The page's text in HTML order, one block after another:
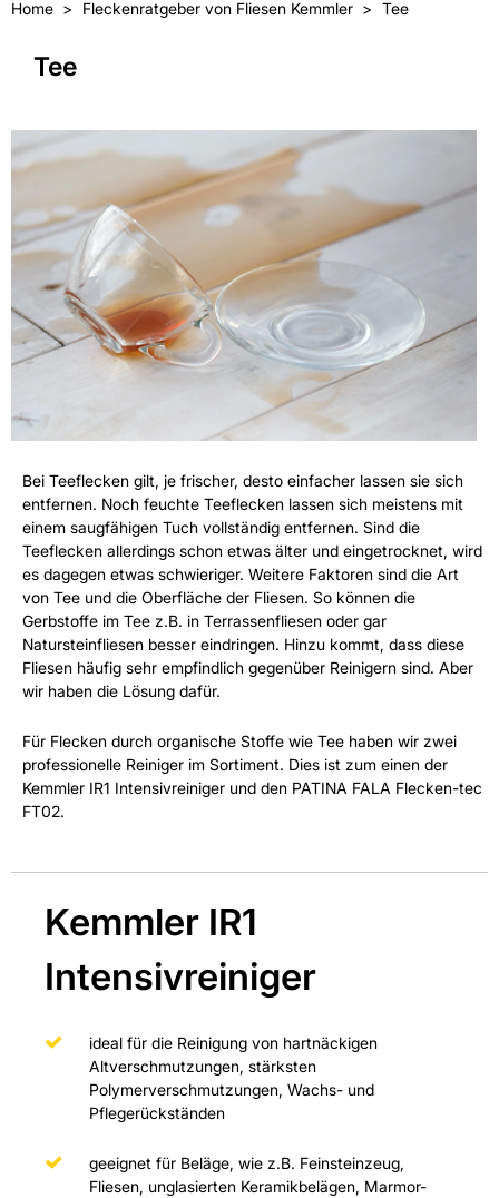
Home Fleckenratgeber von Fliesen Kemmler Tee
Tee
Bei Teeflecken gilt, je frischer, desto einfacher lassen sie sich
entfernen. Noch feuchte Teeflecken lassen sich meistens mit
einem saugfähigen Tuch vollständig entfernen. Sind die
Teeflecken allerdings schon etwas älter und eingetrocknet, wird
es dagegen etwas schwieriger. Weitere Faktoren sind die Art
von Tee und die Oberfläche der Fliesen. So können die
Gerbstoffe im Tee z.B. in Terrassenfliesen oder gar
Natursteinfliesen besser eindringen. Hinzu kommt, dass diese
Fliesen häufig sehr empfindlich gegenüber Reinigern sind. Aber
wir haben die Lösung dafür.
Für Flecken durch organische Stoffe wie Tee haben wir zwei
professionelle Reiniger im Sortiment. Dies ist zum einen der
Kemmler IR1 Intensivreiniger und den PATINA FALA Flecken-tec
FT02.
Kemmler IR1
Intensivreiniger
ideal für die Reinigung von hartnäckigen
Altverschmutzungen, stärksten
Polymerverschmutzungen, Wachs- und
Pflegerückständen
geeignet für Beläge, wie z.B. Feinsteinzeug,
Fliesen, unglasierten Keramikbelägen, Marmor-